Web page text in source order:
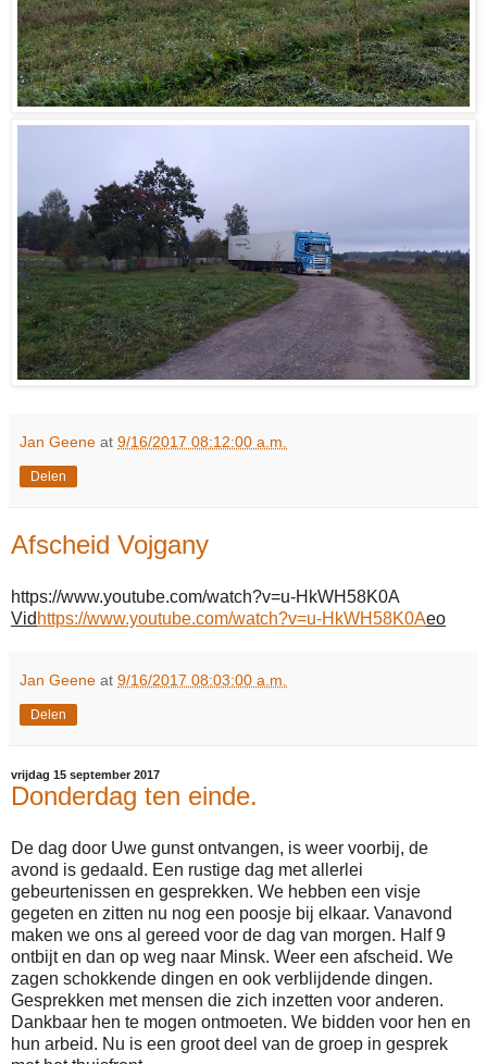
Jan Geene at 9/16/2017 08:12:00 a.m.
Delen
Afscheid Vojgany
https://www.youtube.com/watch?v=u-HkWH58K0A
Vid https://www.youtube.com/watch?v=u-HkWH58K0Aeo
Jan Geene at 9/16/2017 08:03:00 a.m.
Delen
vrijdag 15 september 2017
Donderdag ten einde.
De dag door Uwe gunst ontvangen, is weer voorbij, de
avond is gedaald. Een rustige dag met allerlei
gebeurtenissen en gesprekken. We hebben een visje
gegeten en zitten nu nog een poosje bij elkaar. Vanavond
maken we ons al gereed voor de dag van morgen. Half 9
ontbijt en dan op weg naar Minsk. Weer een afscheid. We
zagen schokkende dingen en ook verblijdende dingen.
Gesprekken met mensen die zich inzetten voor anderen.
Dankbaar hen te mogen ontmoeten. We bidden voor hen en
hun arbeid. Nu is een groot deel van de groep in gesprek